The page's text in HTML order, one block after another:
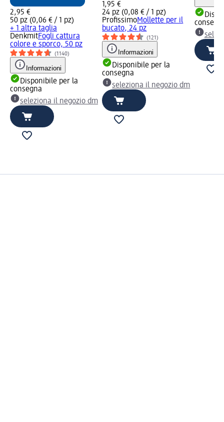
2,95 €
50 pz (0,06 € / 1 pz)
+ 1 altra taglia
DenkmitFogli cattura
colore e sporco, 50 pz
(1140)
Informazioni
Disponibile per la
consegna
seleziona il negozio dm
1,95 €
24 pz (0,08 € / 1 pz)
ProfissimoMollette per il
bucato, 24 pz
(121)
Informazioni
Disponibile per la
consegna
seleziona il negozio dm